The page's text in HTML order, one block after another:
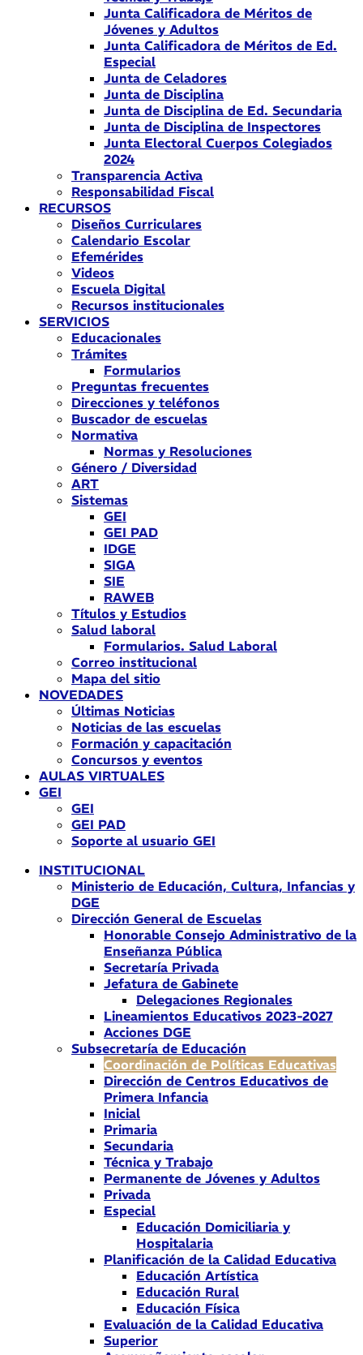
Junta Calificadora de Méritos de
Jóvenes y Adultos
Junta Calificadora de Méritos de Ed.
Especial
Junta de Celadores
Junta de Disciplina
Junta de Disciplina de Ed. Secundaria
Junta de Disciplina de Inspectores
Junta Electoral Cuerpos Colegiados
2024
Transparencia Activa
Responsabilidad Fiscal
RECURSOS
Diseños Curriculares
Calendario Escolar
Efemérides
Videos
Escuela Digital
Recursos institucionales
SERVICIOS
Educacionales
Trámites
Formularios
Preguntas frecuentes
Direcciones y teléfonos
Buscador de escuelas
Normativa
Normas y Resoluciones
Género / Diversidad
ART
Sistemas
GEI
GEI PAD
IDGE
SIGA
SIE
RAWEB
Títulos y Estudios
Salud laboral
Formularios. Salud Laboral
Correo institucional
Mapa del sitio
NOVEDADES
Últimas Noticias
Noticias de las escuelas
Formación y capacitación
Concursos y eventos
AULAS VIRTUALES
GEI
GEI
GEI PAD
Soporte al usuario GEI
INSTITUCIONAL
Ministerio de Educación, Cultura, Infancias y
DGE
Dirección General de Escuelas
Honorable Consejo Administrativo de la
Enseñanza Pública
Secretaría Privada
Jefatura de Gabinete
Delegaciones Regionales
Lineamientos Educativos 2023-2027
Acciones DGE
Subsecretaría de Educación
Coordinación de Políticas Educativas
Dirección de Centros Educativos de
Primera Infancia
Inicial
Primaria
Secundaria
Técnica y Trabajo
Permanente de Jóvenes y Adultos
Privada
Especial
Educación Domiciliaria y
Hospitalaria
Planificación de la Calidad Educativa
Educación Artística
Educación Rural
Educación Física
Evaluación de la Calidad Educativa
Superior